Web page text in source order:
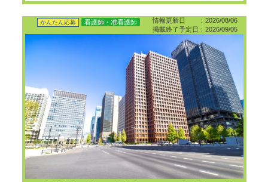
情報更新日 ：2026/08/06
掲載終了予定日：2026/09/05
かんたん応募 看護師・准看護師